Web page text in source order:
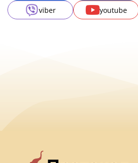
viber
youtube